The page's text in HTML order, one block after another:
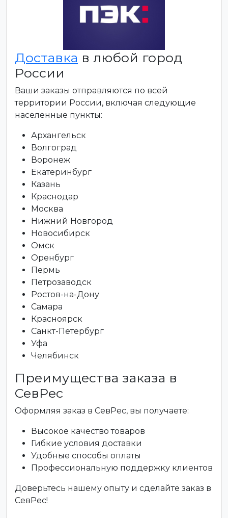
Доставка в любой город
России
Ваши заказы отправляются по всей
территории России, включая следующие
населенные пункты:
Архангельск
Волгоград
Воронеж
Екатеринбург
Казань
Краснодар
Москва
Нижний Новгород
Новосибирск
Омск
Оренбург
Пермь
Петрозаводск
Ростов-на-Дону
Самара
Красноярск
Санкт-Петербург
Уфа
Челябинск
Преимущества заказа в
СевРес
Оформляя заказ в СевРес, вы получаете:
Высокое качество товаров
Гибкие условия доставки
Удобные способы оплаты
Профессиональную поддержку клиентов
Доверьтесь нашему опыту и сделайте заказ в
СевРес!